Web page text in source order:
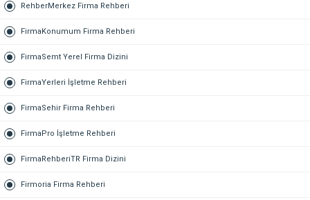
RehberMerkez Firma Rehberi
FirmaKonumum Firma Rehberi
FirmaSemt Yerel Firma Dizini
FirmaYerleri İşletme Rehberi
FirmaSehir Firma Rehberi
FirmaPro İşletme Rehberi
FirmaRehberiTR Firma Dizini
Firmoria Firma Rehberi